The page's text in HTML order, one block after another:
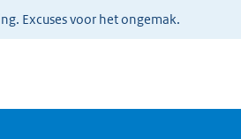
Excuses voor het ongemak.